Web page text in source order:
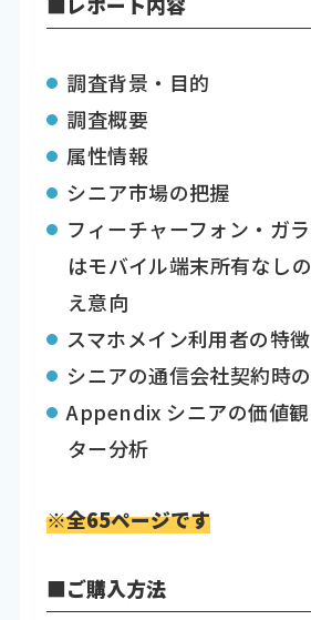
調査背景・目的
調査概要
属性情報
シニア市場の把握
フィーチャーフォン・ガ
はモバイル端末所有なし
え意向
スマホメイン利用者の特徴
シニアの通信会社契約時
Appendix シニアの価値
ター分析
※全65ページです
■ご購入方法